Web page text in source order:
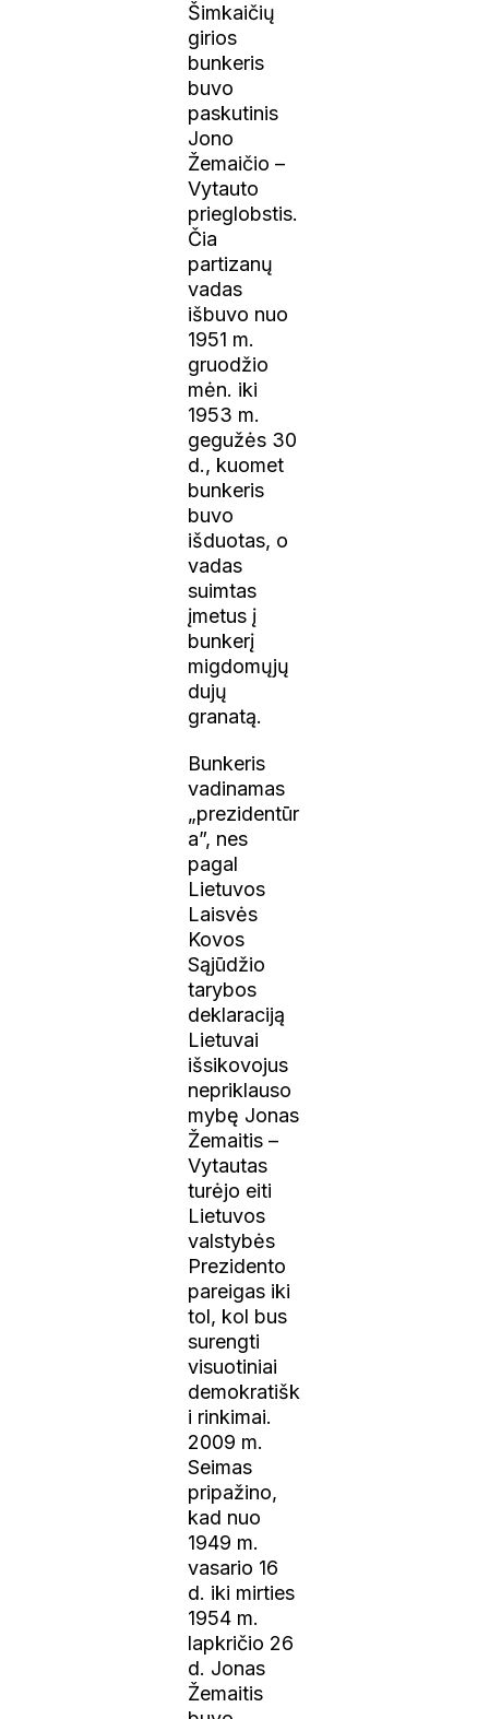
Šimkaičių
girios
bunkeris
buvo
paskutinis
Jono
Žemaičio –
Vytauto
prieglobstis.
Čia
partizanų
vadas
išbuvo nuo
1951 m.
gruodžio
mėn. iki
1953 m.
gegužės 30
d., kuomet
bunkeris
buvo
išduotas, o
vadas
suimtas
įmetus į
bunkerį
migdomųjų
dujų
granatą.
Bunkeris
vadinamas
„prezidentūr
a”, nes
pagal
Lietuvos
Laisvės
Kovos
Sąjūdžio
tarybos
deklaraciją
Lietuvai
išsikovojus
nepriklauso
mybę Jonas
Žemaitis –
Vytautas
turėjo eiti
Lietuvos
valstybės
Prezidento
pareigas iki
tol, kol bus
surengti
visuotiniai
demokratišk
i rinkimai.
2009 m.
Seimas
pripažino,
kad nuo
1949 m.
vasario 16
d. iki mirties
1954 m.
lapkričio 26
d. Jonas
Žemaitis